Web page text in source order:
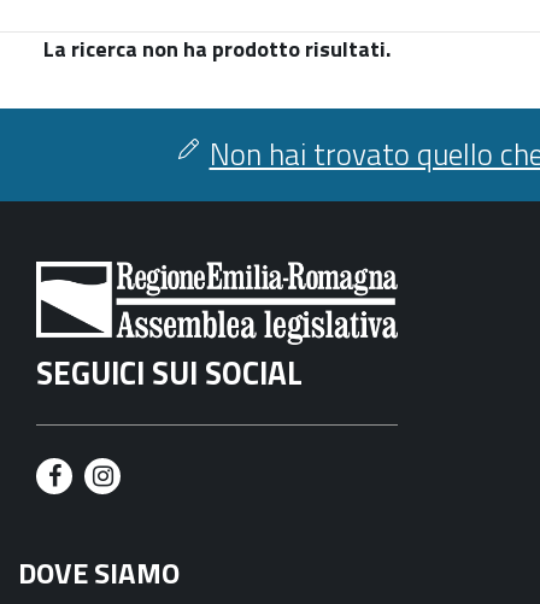
La ricerca non ha prodotto risultati.
Non hai trovato quello
SEGUICI SUI SOCIAL
F
c
I
s
DOVE SIAMO